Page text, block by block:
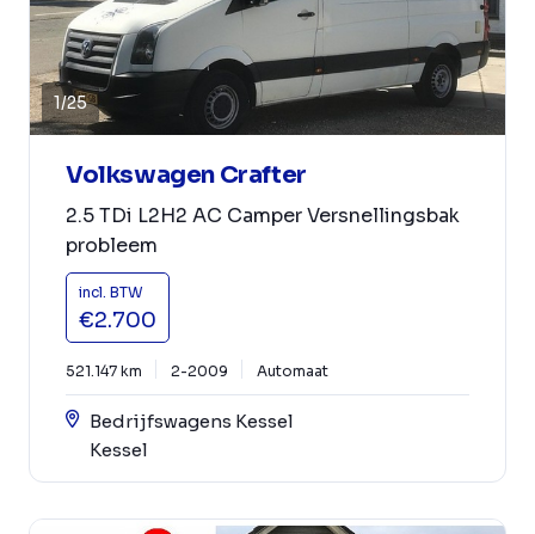
1/25
Volkswagen Crafter
2.5 TDi L2H2 AC Camper Versnellingsbak
probleem
incl. BTW
€2.700
521.147 km 2-2009 Automaat
Bedrijfswagens Kessel
Kessel